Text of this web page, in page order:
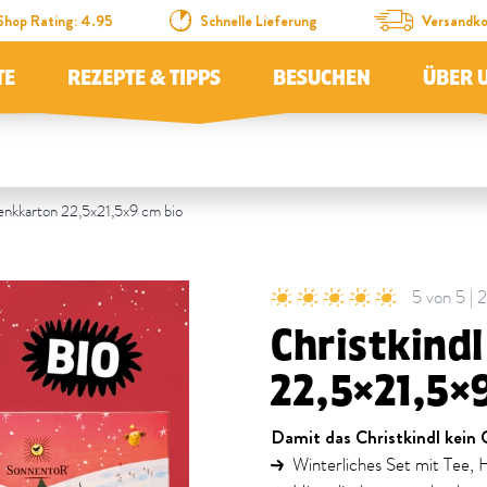
Rating: 4.95 Schnelle Lieferung
REZEPTE & TIPPS BESUCHEN ÜBER
22,5x21,5x9 cm bio
5 von 5 |
Damit das Christkindl kein
Winterliches Set mit Tee,